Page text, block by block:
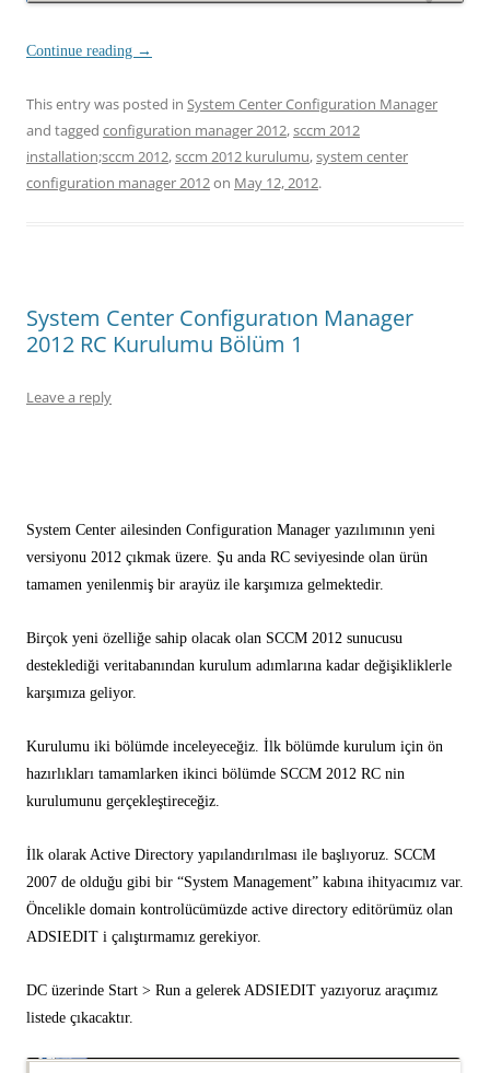
Continue reading →
This entry was posted in System Center Configuration Manager
and tagged configuration manager 2012,sccm 2012
installation;sccm 2012,sccm 2012 kurulumu,system center
configuration manager 2012on May 12, 2012.
System Center Configuratıon Manager
2012 RC Kurulumu Bölüm 1
Leave a reply
System Center ailesinden Configuration Manager yazılımının yeni
versiyonu 2012 çıkmak üzere. Şu anda RC seviyesinde olan ürün
tamamen yenilenmiş bir arayüz ile karşımıza gelmektedir.
Birçok yeni özelliğe sahip olacak olan SCCM 2012 sunucusu
desteklediği veritabanından kurulum adımlarına kadar değişikliklerle
karşımıza geliyor.
Kurulumu iki bölümde inceleyeceğiz. İlk bölümde kurulum için ön
hazırlıkları tamamlarken ikinci bölümde SCCM 2012 RC nin
kurulumunu gerçekleştireceğiz.
İlk olarak Active Directory yapılandırılması ile başlıyoruz. SCCM
2007 de olduğu gibi bir “System Management” kabına ihityacımız var.
Öncelikle domain kontrolücümüzde active directory editörümüz olan
ADSIEDIT i çalıştırmamız gerekiyor.
DC üzerinde Start > Run a gelerek ADSIEDIT yazıyoruz araçımız
listede çıkacaktır.